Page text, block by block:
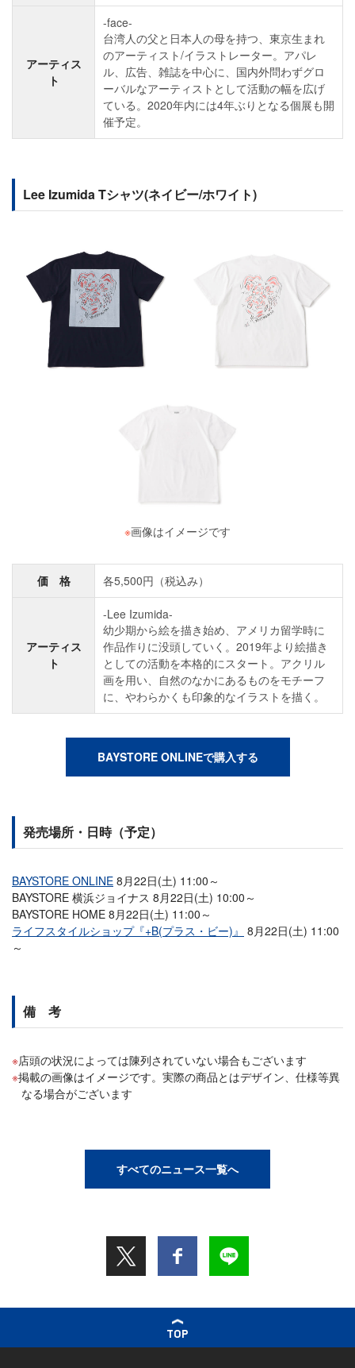
アーティス
ト
-face-
台湾人の父と日本人の母を持つ、東京生まれ
のアーティスト/イラストレーター。アパレ
ル、広告、雑誌を中心に、国内外問わずグロ
ーバルなアーティストとして活動の幅を広げ
ている。2020年内には4年ぶりとなる個展も開
催予定。
Lee Izumida Tシャツ(ネイビー/ホワイト)
※画像はイメージです
価 格 各5,500円（税込み）
アーティス
ト
-Lee Izumida-
幼少期から絵を描き始め、アメリカ留学時に
作品作りに没頭していく。2019年より絵描き
としての活動を本格的にスタート。アクリル
画を用い、自然のなかにあるものをモチーフ
に、やわらかくも印象的なイラストを描く。
BAYSTORE ONLINEで購入する
発売場所・日時（予定）
BAYSTORE ONLINE 8月22日(土) 11:00～
BAYSTORE 横浜ジョイナス 8月22日(土) 10:00～
BAYSTORE HOME 8月22日(土) 11:00～
ライフスタイルショップ『+B(プラス・ビー)』 8月22日(土) 11:00
～
備 考
店頭の状況によっては陳列されていない場合もございます
掲載の画像はイメージです。実際の商品とはデザイン、仕様等異
なる場合がございます
すべてのニュース一覧へ
TOP